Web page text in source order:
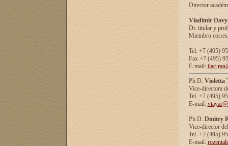
Director
Vladimir
Dr. titular y
Miembro
Tel. +7 (495)
Fax +7 (495)
E-mail: ilac-
Ph.D. Violetta
Vice-directora
Tel. +7 (495)
E-mail:
Ph.D. Dmitry
Vice-director
Tel. +7 (495)
E-mail: